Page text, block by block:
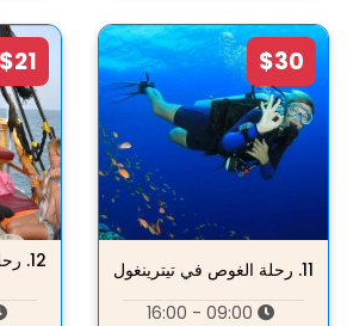
$30
11. رحلة الغوص في تيترينغول
$21
12.